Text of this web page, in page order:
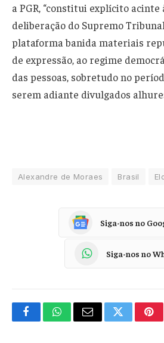
a PGR, “constitui explícito
deliberação do Supremo
plataforma banida materiais
de expressão, ao regime
das pessoas, sobretudo no
serem adiante divulgados
Alexandre de Moraes Brasil
Siga-nos no
Siga-nos no
FacebookWhatsApp
Email Twitter